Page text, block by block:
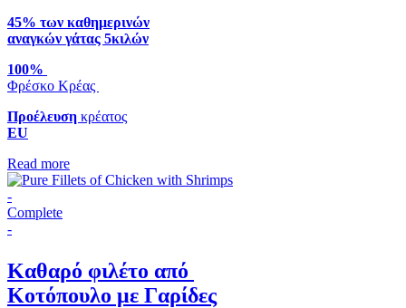
45% των καθημερινών
αναγκών γάτας 5κιλών
100%
Φρέσκο Κρέας
Προέλευση κρέατος
EU
Read more
-
Complete
-
Καθαρό φιλέτο από
Κοτόπουλο με Γαρίδες